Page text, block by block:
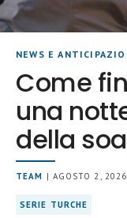
NEWS E
Come
una
della
TEAM | AGOSTO 2, 2026
SERIE TURCHE